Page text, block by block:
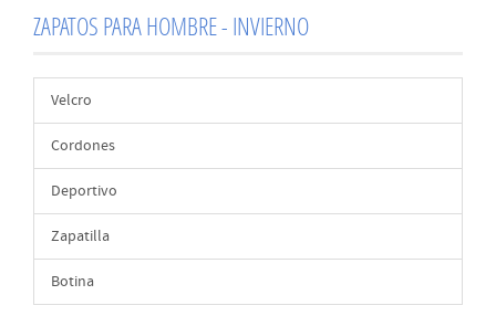
ZAPATOS PARA HOMBRE - INVIERNO
Velcro
Cordones
Deportivo
Zapatilla
Botina